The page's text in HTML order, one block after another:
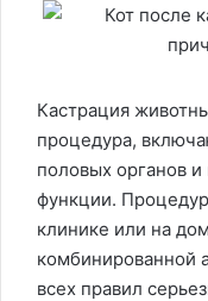
Кастрация
процедура,
половых органов
функции.
клинике или на
комбинированной
всех правил